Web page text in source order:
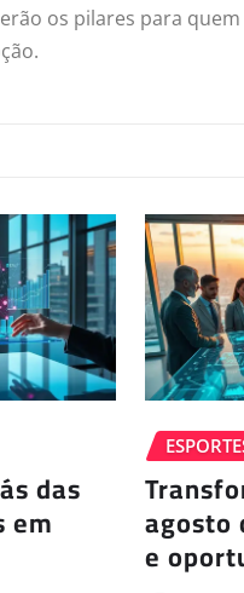
os pilares para quem
das
em agosto
e